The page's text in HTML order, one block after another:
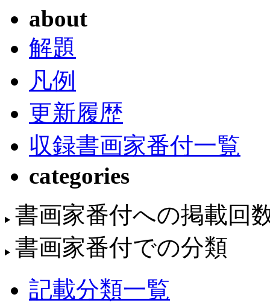
about
解題
凡例
更新履歴
収録書画家番付一覧
categories
書画家番付への掲載回
書画家番付での分類
記載分類一覧